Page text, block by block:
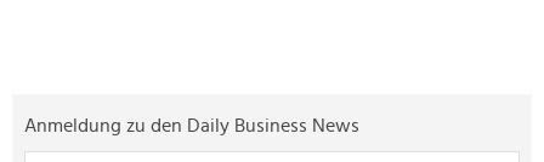
Anmeldung zu den Daily Business News